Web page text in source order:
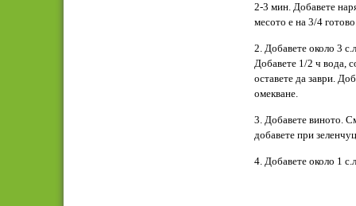
2-3 мин. Добавете
месото е на 3/4
2. Добавете около 3
Добавете 1/2 ч вода,
оставете да заври.
омекване.
3. Добавете виното.
добавете при
4. Добавете около 1